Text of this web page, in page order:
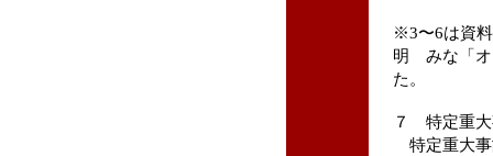
※3〜6は資
明 みな「オ
た。
７ 特定重大
特定重大事